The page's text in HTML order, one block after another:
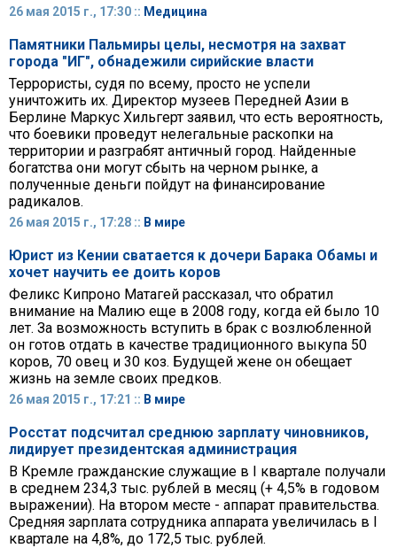
26 мая 2015 г., 17:30 :: Медицина
Памятники Пальмиры целы, несмотря на захват
города "ИГ", обнадежили сирийские власти
Террористы, судя по всему, просто не успели
уничтожить их. Директор музеев Передней Азии в
Берлине Маркус Хильгерт заявил, что есть вероятность,
что боевики проведут нелегальные раскопки на
территории и разграбят античный город. Найденные
богатства они могут сбыть на черном рынке, а
полученные деньги пойдут на финансирование
радикалов.
26 мая 2015 г., 17:28 :: В мире
Юрист из Кении сватается к дочери Барака Обамы и
хочет научить ее доить коров
Феликс Кипроно Матагей рассказал, что обратил
внимание на Малию еще в 2008 году, когда ей было 10
лет. За возможность вступить в брак с возлюбленной
он готов отдать в качестве традиционного выкупа 50
коров, 70 овец и 30 коз. Будущей жене он обещает
жизнь на земле своих предков.
26 мая 2015 г., 17:21 :: В мире
Росстат подсчитал среднюю зарплату чиновников,
лидирует президентская администрация
В Кремле гражданские служащие в I квартале получали
в среднем 234,3 тыс. рублей в месяц (+ 4,5% в годовом
выражении). На втором месте - аппарат правительства.
Средняя зарплата сотрудника аппарата увеличилась в I
квартале на 4,8%, до 172,5 тыс. рублей.